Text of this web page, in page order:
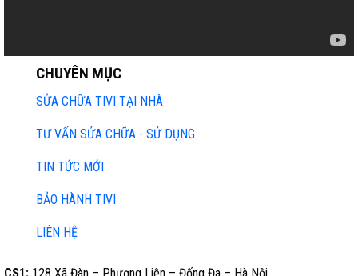
CHUYÊN MỤC
SỬA CHỮA TIVI TẠI NHÀ
TƯ VẤN SỬA CHỮA - SỬ DỤNG
TIN TỨC MỚI
BẢO HÀNH TIVI
LIÊN HỆ